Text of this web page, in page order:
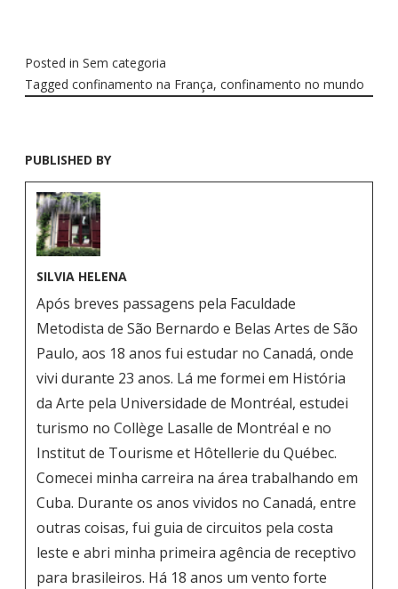
Posted in Sem categoria
Tagged confinamento na França, confinamento no mundo
PUBLISHED BY
SILVIA HELENA
Após breves passagens pela Faculdade
Metodista de São Bernardo e Belas Artes de São
Paulo, aos 18 anos fui estudar no Canadá, onde
vivi durante 23 anos. Lá me formei em História
da Arte pela Universidade de Montréal, estudei
turismo no Collège Lasalle de Montréal e no
Institut de Tourisme et Hôtellerie du Québec.
Comecei minha carreira na área trabalhando em
Cuba. Durante os anos vividos no Canadá, entre
outras coisas, fui guia de circuitos pela costa
leste e abri minha primeira agência de receptivo
para brasileiros. Há 18 anos um vento forte